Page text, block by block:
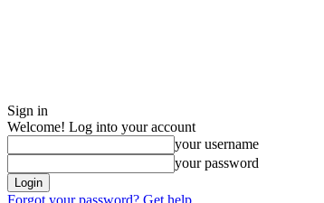
Sign in
Welcome! Log into your account
your username
your password
Forgot your password? Get help